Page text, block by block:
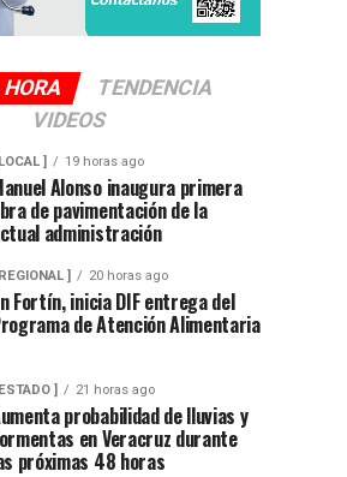
TENDENCIA
VIDEOS
] 19 horas ago
Alonso inaugura primera
de pavimentación de la
administración
] 20 horas ago
Fortín, inicia DIF entrega del
de Atención Alimentaria
] 21 horas ago
probabilidad de lluvias y
en Veracruz durante
próximas 48 horas